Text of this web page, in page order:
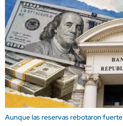
Aunque las reservas rebotaron fuerte